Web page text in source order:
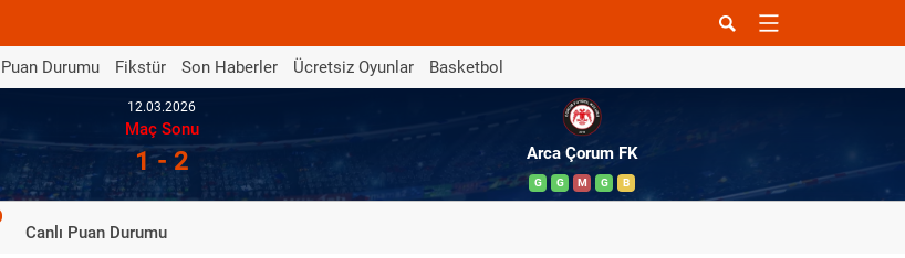
Puan Durumu Fikstür Son Haberler Ücretsiz Oyunlar Basketbol
12.03.2026
Maç Sonu
1 - 2 Arca Çorum FK
G G M G B
Canlı Puan Durumu